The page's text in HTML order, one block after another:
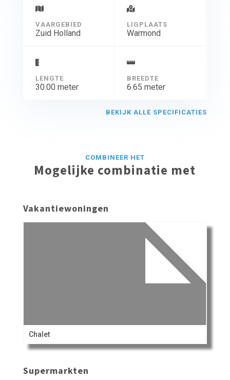
VAARGEBIED
Zuid Holland
LIGPLAATS
Warmond
LENGTE
30.00 meter
BREEDTE
6.65 meter
BEKIJK ALLE SPECIFICATIES
COMBINEER HET
Mogelijke combinatie met
Vakantiewoningen
Chalet
Supermarkten